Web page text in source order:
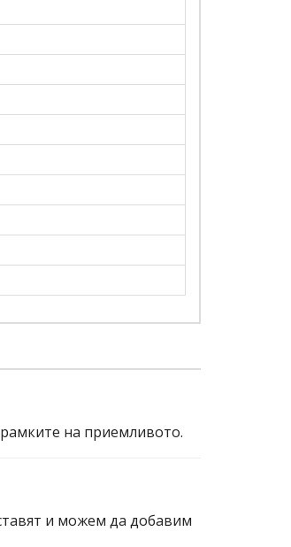
на приемливото.
и можем да добавим